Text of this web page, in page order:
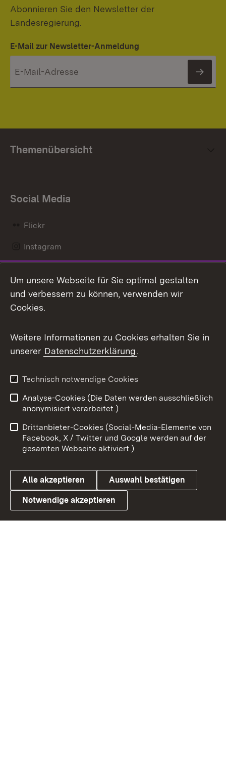
Abonnieren Sie den Newsletter der
Landesregierung.
E-Mail zur Newsletter-Anmeldung
Themenübersicht
Social Media
Flickr
Instagram
Mastodon
Messenger
Social Wall
X / Twitter
Youtube
Link zum Landesportal
Benutzungshinweise
Barrierefreiheit
Datenschutz
Cookies
Um unsere Webseite für Sie optimal gestalten
und verbessern zu können, verwenden wir
Cookies.
Weitere Informationen zu Cookies erhalten Sie in
unserer Datenschutzerklärung.
Technisch notwendige Cookies
Analyse-Cookies (Die Daten werden ausschließlich
anonymisiert verarbeitet.)
Drittanbieter-Cookies (Social-Media-Elemente von
Facebook, X / Twitter und Google werden auf der
gesamten Webseite aktiviert.)
Alle akzeptieren Auswahl bestätigen
Notwendige akzeptieren